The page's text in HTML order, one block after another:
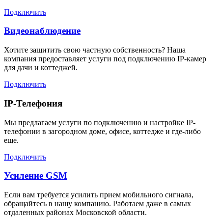
Подключить
Видеонаблюдение
Хотите защитить свою частную собственность? Наша
компания предоставляет услуги под подключению IP-камер
для дачи и коттеджей.
Подключить
IP-Телефония
Мы предлагаем услуги по подключению и настройке IP-
телефонии в загородном доме, офисе, коттедже и где-либо
еще.
Подключить
Усиление GSM
Если вам требуется усилить прием мобильного сигнала,
обращайтесь в нашу компанию. Работаем даже в самых
отдаленных районах Московской области.